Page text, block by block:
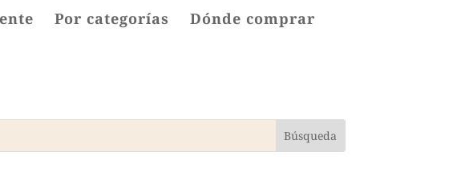
Por categorías
Dónde comprar